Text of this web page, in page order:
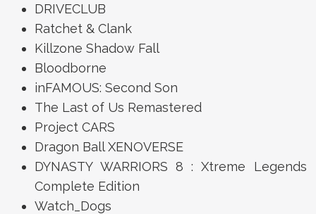
DRIVECLUB
Ratchet & Clank
Killzone Shadow Fall
Bloodborne
inFAMOUS: Second Son
The Last of Us Remastered
Project CARS
Dragon Ball XENOVERSE
DYNASTY WARRIORS 8 : Xtreme Legends
Complete Edition
Watch_Dogs